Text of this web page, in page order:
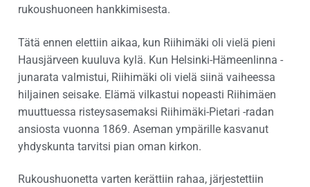
rukoushuoneen hankkimisesta.
Tätä ennen elettiin aikaa, kun Riihimäki oli vielä pieni
Hausjärveen kuuluva kylä. Kun Helsinki-Hämeenlinna -
junarata valmistui, Riihimäki oli vielä siinä vaiheessa
hiljainen seisake. Elämä vilkastui nopeasti Riihimäen
muuttuessa risteysasemaksi Riihimäki-Pietari -radan
ansiosta vuonna 1869. Aseman ympärille kasvanut
yhdyskunta tarvitsi pian oman kirkon.
Rukoushuonetta varten kerättiin rahaa, järjestettiin